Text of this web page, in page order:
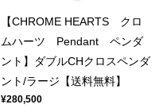
【CHROME HEARTS クロ
ムハーツ Pendant ペンダ
ント】ダブルCHクロスペンダ
ント/ラージ【送料無料】
¥280,500